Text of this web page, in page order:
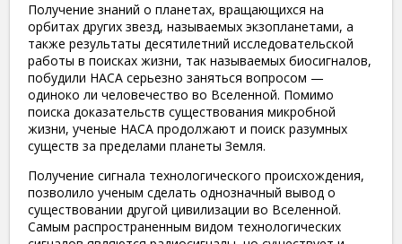
Получение знаний о планетах, вращающихся на
орбитах других звезд, называемых экзопланетами, а
также результаты десятилетний исследовательской
работы в поисках жизни, так называемых биосигналов,
побудили НАСА серьезно заняться вопросом —
одиноко ли человечество во Вселенной. Помимо
поиска доказательств существования микробной
жизни, ученые НАСА продолжают и поиск разумных
существ за пределами планеты Земля.
Получение сигнала технологического происхождения,
позволило ученым сделать однозначный вывод о
существовании другой цивилизации во Вселенной.
Самым распространенным видом технологических